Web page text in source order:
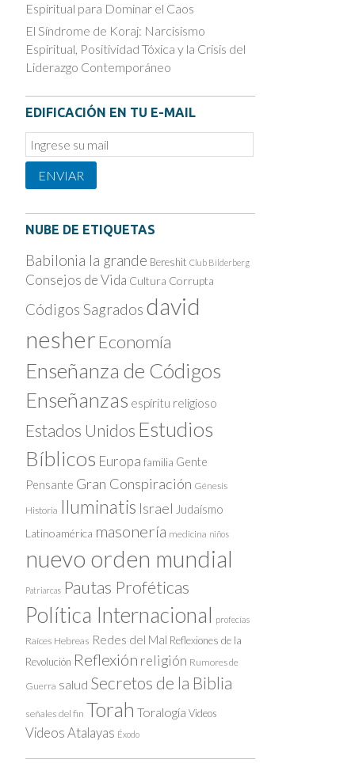
Espiritual para Dominar el Caos
El Síndrome de Koraj: Narcisismo
Espiritual, Positividad Tóxica y la Crisis del
Liderazgo Contemporáneo
EDIFICACIÓN EN TU E-MAIL
Email
Subscription
ENVIAR
NUBE DE ETIQUETAS
Babilonia la grande Bereshit Club Bilderberg
Consejos de Vida Cultura Corrupta
Códigos Sagrados david
nesher Economía
Enseñanza de Códigos
Enseñanzas espíritu religioso
Estados Unidos Estudios
Bíblicos Europa familia Gente
Pensante Gran Conspiración Génesis
Historia Iluminatis Israel Judaísmo
Latinoamérica masonería medicina niños
nuevo orden mundial
Patriarcas Pautas Proféticas
Política Internacional profecías
Raíces Hebreas Redes del Mal Reflexiones de la
Revolución Reflexión religión Rumores de
Guerra salud Secretos de la Biblia
señales del fin Torah Toralogía Videos
Videos Atalayas Éxodo